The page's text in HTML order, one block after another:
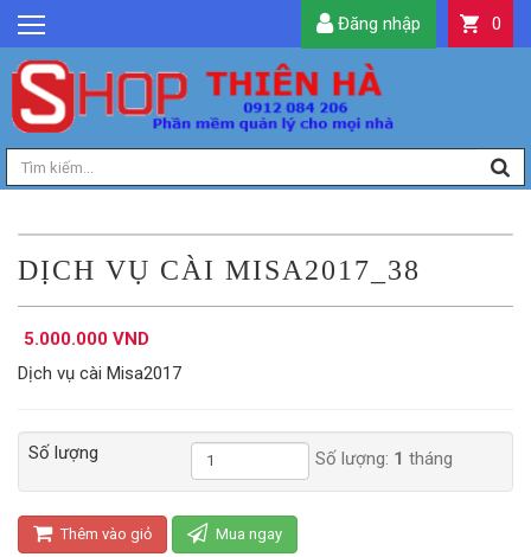
GIỚI THIỆU
TIN TỨC
SẢN PHẨM
DỊCH VỤ
LIÊN HỆ
TIỆN ÍCH
QUẢN LÝ
0
Đăng nhập
DỊCH VỤ CÀI MISA2017_38
5.000.000 VND
Dịch vụ cài Misa2017
Số lượng Số lượng: 1 tháng
Thêm vào giỏ Mua ngay